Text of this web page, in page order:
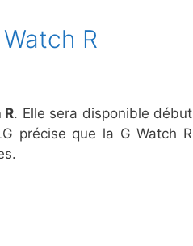
R
R. Elle sera disponible début
précise que la G Watch R